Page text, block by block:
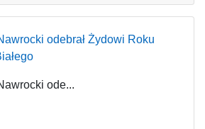
odebrał Żydowi Roku
ode...